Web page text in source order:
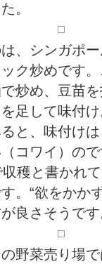
。
、シンガポ
ク炒めです
炒め、豆苗
足して味付
と、味付け
コワイ）の
穫と書かれ
。“欲をかか
良さそうで
野菜売り場